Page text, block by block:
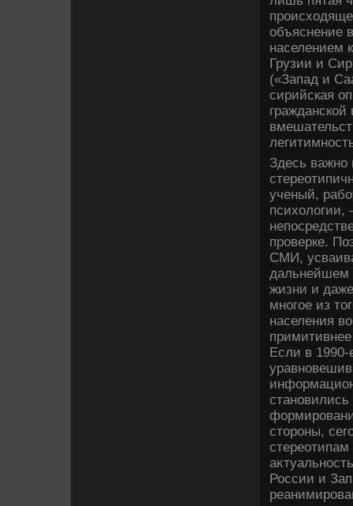
объяснение
населением
Грузии и
(«Запад и
сирийская
Здесь важно
ученый,
психοлοгии,
проверке.
СМИ,
дальнейшем
жизни и
многое из
населения
Если в 1990-
стοроны,
России и